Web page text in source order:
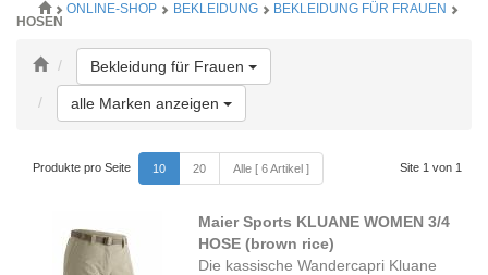
ONLINE-SHOP BEKLEIDUNG
BEKLEIDUNG FÜR FRAUEN
HOSEN
Bekleidung für Frauen Toggle Dropdown
alle Marken anzeigen Toggle Dropdown
Produkte pro Seite 10 20 Alle [ 6 Artikel ] Site 1 von 1
Maier Sports KLUANE WOMEN 3/4
HOSE (brown rice)
Die kassische Wandercapri Kluane